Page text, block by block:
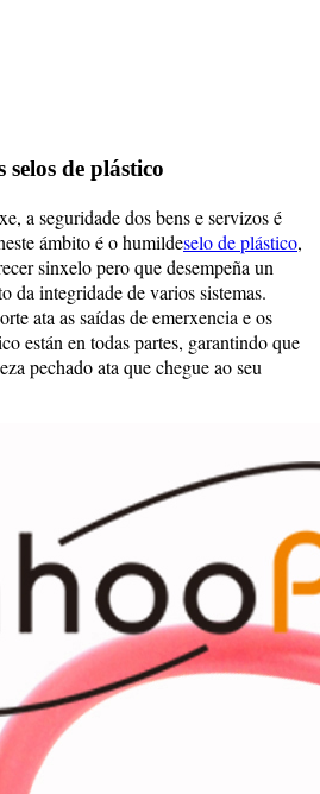
de plástico
a seguridade dos bens e servizos é
ámbito é o humildeselo de plástico,
sinxelo pero que desempeña un
da integridade de varios sistemas.
ata as saídas de emerxencia e os
están en todas partes, garantindo que
pechado ata que chegue ao seu